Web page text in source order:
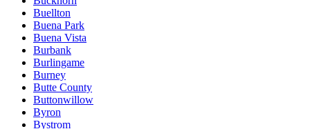
Buellton
Buena Park
Buena Vista
Burbank
Burlingame
Burney
Butte County
Buttonwillow
Byron
Bystrom